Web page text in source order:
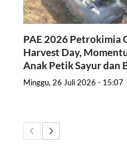
PAE 2026 Petrokimia
Harvest Day,
Anak Petik Sayur dan
Minggu, 26 Juli 2026 - 15:07